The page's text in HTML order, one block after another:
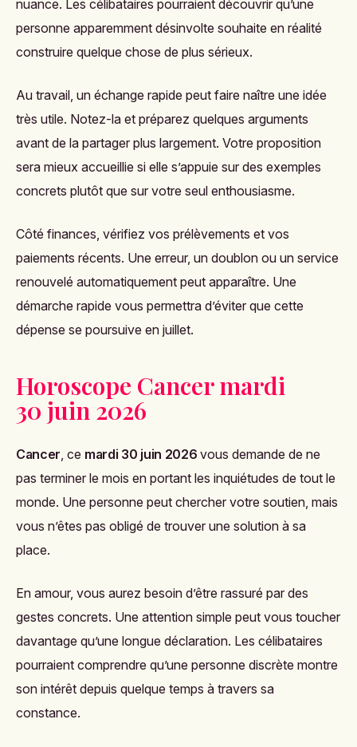
nuance. Les célibataires pourraient découvrir qu’une
personne apparemment désinvolte souhaite en réalité
construire quelque chose de plus sérieux.
Au travail, un échange rapide peut faire naître une idée
très utile. Notez-la et préparez quelques arguments
avant de la partager plus largement. Votre proposition
sera mieux accueillie si elle s’appuie sur des exemples
concrets plutôt que sur votre seul enthousiasme.
Côté finances, vérifiez vos prélèvements et vos
paiements récents. Une erreur, un doublon ou un service
renouvelé automatiquement peut apparaître. Une
démarche rapide vous permettra d’éviter que cette
dépense se poursuive en juillet.
Horoscope Cancer mardi
30 juin 2026
Cancer, ce mardi 30 juin 2026 vous demande de ne
pas terminer le mois en portant les inquiétudes de tout le
monde. Une personne peut chercher votre soutien, mais
vous n’êtes pas obligé de trouver une solution à sa
place.
En amour, vous aurez besoin d’être rassuré par des
gestes concrets. Une attention simple peut vous toucher
davantage qu’une longue déclaration. Les célibataires
pourraient comprendre qu’une personne discrète montre
son intérêt depuis quelque temps à travers sa
constance.